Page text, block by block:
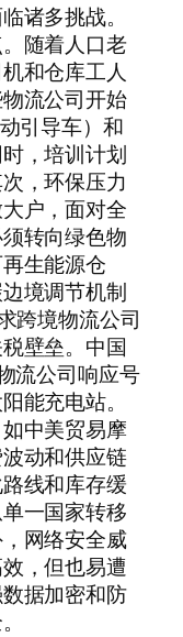
诸多挑战。
随着人口老
和仓库工人
流公司开始
引导车）和
，培训计划
，环保压力
户，面对全
转向绿色物
生能源仓
境调节机制
跨境物流公司
壁垒。中国
流公司响应号
能充电站。
中美贸易摩
动和供应链
线和库存缓
一国家转移
网络安全威
，但也易遭
据加密和防